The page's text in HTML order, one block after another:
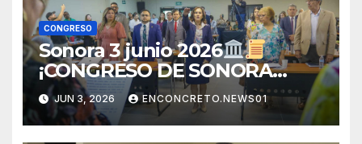
CONGRESO
Sonora 3 junio 2026
¡CONGRESO DE SONORA
APRUEBA CAMBIOS
ELECTORALES Y ANALIZA
NUEVAS REFORMAS!
JUN 3, 2026 ENCONCRETO.NEWS01